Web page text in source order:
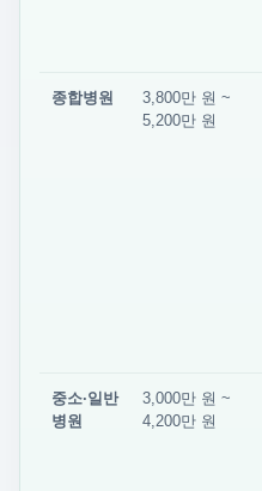
종합병원
3,800만 원 ~
5,200만 원
중소·일반
병원
3,000만 원 ~
4,200만 원